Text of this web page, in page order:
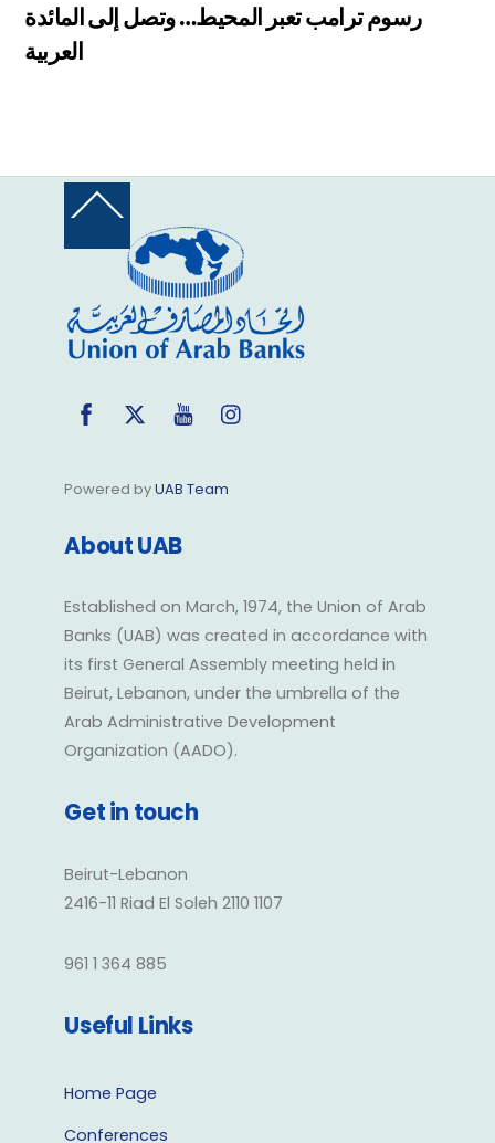
رسوم ترامب تعبر المحيط… وتصل إلى المائدة
العربية
Back
Top
FacebookTwitter YouTube
Powered byUAB Team
About UAB
Established on March, 1974, the Union of Arab
Banks (UAB) was created in accordance with
its first General Assembly meeting held in
Beirut, Lebanon, under the umbrella of the
Arab Administrative Development
Organization (AADO).
Get in touch
Beirut-Lebanon
2416-11 Riad El Soleh 2110 1107
961 1 364 885
Useful Links
Home Page
Conferences